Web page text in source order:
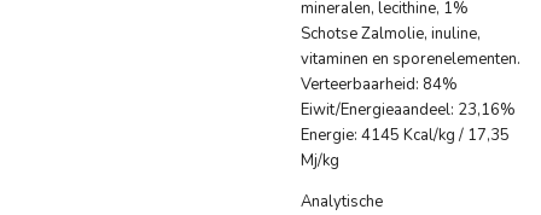
mineralen, lecithine, 1%
Schotse Zalmolie, inuline,
vitaminen en sporenelementen.
Verteerbaarheid: 84%
Eiwit/Energieaandeel: 23,16%
Energie: 4145 Kcal/kg / 17,35
Mj/kg
Analytische